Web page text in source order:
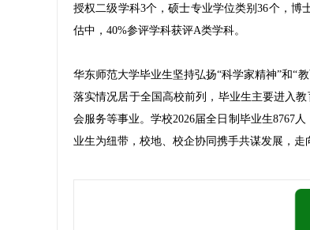
授权二级学科3个，硕士专业学位类别36个，博
估中，40%参评学科获评A类学科。
华东师范大学毕业生坚持弘扬“科学家精神”和“
落实情况居于全国高校前列，毕业生主要进入
会服务等事业。学校2026届全日制毕业生8767
业生为纽带，校地、校企协同携手共谋发展，走